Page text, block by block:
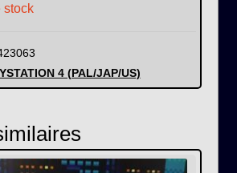
stock
4 (PAL/JAP/US)